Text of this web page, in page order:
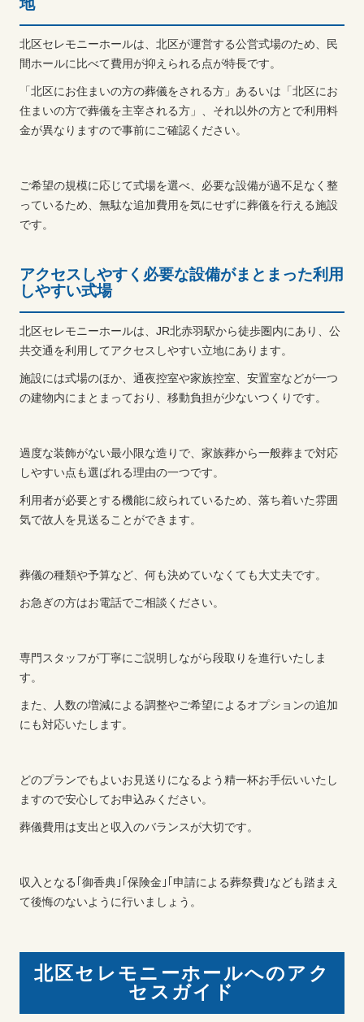
地
北区セレモニーホールは、北区が運営する公営式場のため、民
間ホールに比べて費用が抑えられる点が特長です。
「北区にお住まいの方の葬儀をされる方」あるいは「北区にお
住まいの方で葬儀を主宰される方」、それ以外の方とで利用料
金が異なりますので事前にご確認ください。
ご希望の規模に応じて式場を選べ、必要な設備が過不足なく整
っているため、無駄な追加費用を気にせずに葬儀を行える施設
です。
アクセスしやすく必要な設備がまとまった利用
しやすい式場
北区セレモニーホールは、JR北赤羽駅から徒歩圏内にあり、公
共交通を利用してアクセスしやすい立地にあります。
施設には式場のほか、通夜控室や家族控室、安置室などが一つ
の建物内にまとまっており、移動負担が少ないつくりです。
過度な装飾がない最小限な造りで、家族葬から一般葬まで対応
しやすい点も選ばれる理由の一つです。
利用者が必要とする機能に絞られているため、落ち着いた雰囲
気で故人を見送ることができます。
葬儀の種類や予算など、何も決めていなくても大丈夫です。
お急ぎの方はお電話でご相談ください。
専門スタッフが丁寧にご説明しながら段取りを進行いたしま
す。
また、人数の増減による調整やご希望によるオプションの追加
にも対応いたします。
どのプランでもよいお見送りになるよう精一杯お手伝いいたし
ますので安心してお申込みください。
葬儀費用は支出と収入のバランスが大切です。
収入となる｢御香典｣｢保険金｣｢申請による葬祭費｣なども踏まえ
て後悔のないように行いましょう。
北区セレモニーホールへのアク
セスガイド